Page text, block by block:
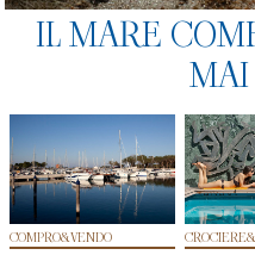
IL MARE
MAI
COMPRO&VENDO